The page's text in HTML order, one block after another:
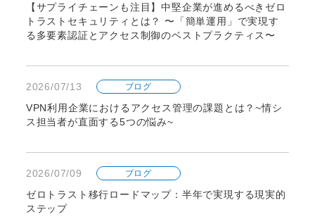
【サプライチェーンも注目】中堅企業が進めるべきゼロ
トラストセキュリティとは？ 〜「簡単運用」で実現す
る多要素認証とアクセス制御のベストプラクティス〜
2026/07/13 ブログ
VPN利用企業におけるアクセス管理の課題とは？~情シ
ス担当者が直面する5つの悩み~
2026/07/09 ブログ
ゼロトラスト移行ロードマップ：半年で実現する現実的
ステップ